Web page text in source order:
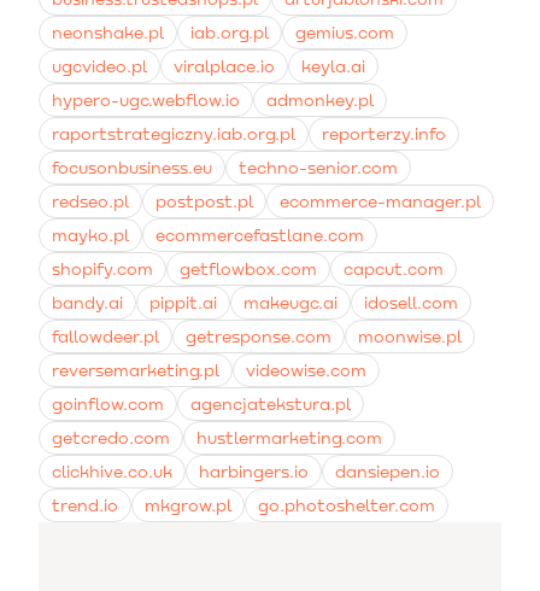
neonshake.pl
iab.org.pl
gemius.com
ugcvideo.pl
viralplace.io
keyla.ai
hypero-ugc.webflow.io
admonkey.pl
raportstrategiczny.iab.org.pl
reporterzy.info
focusonbusiness.eu
techno-senior.com
redseo.pl
postpost.pl
ecommerce-manager.pl
mayko.pl
ecommercefastlane.com
shopify.com
getflowbox.com
capcut.com
bandy.ai
pippit.ai makeugc.ai
idosell.com
fallowdeer.pl
getresponse.com
moonwise.pl
reversemarketing.pl
videowise.com
goinflow.com
agencjatekstura.pl
getcredo.com
hustlermarketing.com
clickhive.co.uk
harbingers.io
dansiepen.io
trend.io
mkgrow.pl go.photoshelter.com